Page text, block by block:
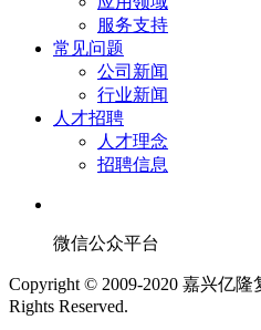
服务支持
常见问题
公司新闻
行业新闻
人才招聘
人才理念
招聘信息
微信公众平台
Copyright © 2009-2020 嘉兴亿
Rights Reserved.